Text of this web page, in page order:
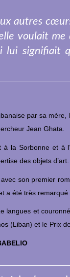
autres
voulait
lui signifiait
par sa
Jean Ghata.
à la Sorbonne et à
des objets d’art.
son premier
a été très remarqué
langues et
(Liban) et le Prix